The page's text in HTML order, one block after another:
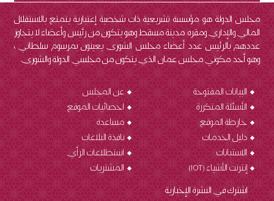
مجلس الدولة هو مؤسسة تشريعية ذات شخصية إعتبارية يتمتع بالاستقلال
المالي والإداري ومقره مدينة مسقط وهو يتكون من رئيس وأعضاء لا يتجاوز
عددهم بالرئيس عدد أعضاء مجلس الشورى يعينون بمرسوم سلطاني ،
وهو أحد مكوني مجلس عمان الذي يتكون من مجلسي الدولة والشورى.
عن المجلس
البيانات المفتوحة
احصائيات الموقع
الأسئلة المتكررة
مساعدة
خارطة الموقع
نافذة البلاغات
دليل الخدمات
استطلاعات الرأي
الاستبانات
المشتريات
إنترنت الأشياء (IOT
)
اشترك في النشرة الإخبارية